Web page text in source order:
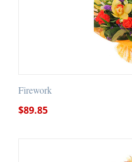
Firework
$89.85